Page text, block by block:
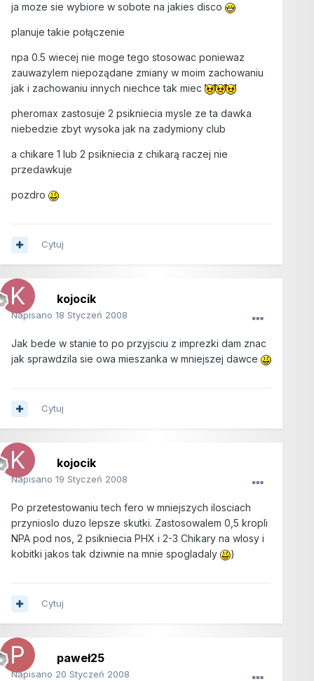
ja moze sie wybiore w sobote na jakies disco
planuje takie połączenie
npa 0.5 wiecej nie moge tego stosowac poniewaz
zauwazylem niepoządane zmiany w moim zachowaniu
jak i zachowaniu innych niechce tak miec
pheromax zastosuje 2 psikniecia mysle ze ta dawka
niebedzie zbyt wysoka jak na zadymiony club
a chikare 1 lub 2 psikniecia z chikarą raczej nie
przedawkuje
pozdro
Cytuj
kojocik
Napisano 18 Styczeń 2008
Jak bede w stanie to po przyjsciu z imprezki dam znac
jak sprawdzila sie owa mieszanka w mniejszej dawce
Cytuj
kojocik
Napisano 19 Styczeń 2008
Po przetestowaniu tech fero w mniejszych ilosciach
przynioslo duzo lepsze skutki. Zastosowalem 0,5 kropli
NPA pod nos, 2 psikniecia PHX i 2-3 Chikary na wlosy i
kobitki jakos tak dziwnie na mnie spogladaly
)
Cytuj
paweł25
Napisano 20 Styczeń 2008